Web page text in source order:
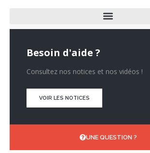
Besoin d'aide ?
Consultez nos notices et nos vidéos !
VOIR LES NOTICES
UNE QUESTION ?